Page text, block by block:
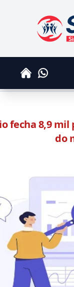
HomeWhatsapp
fecha 8,9
do